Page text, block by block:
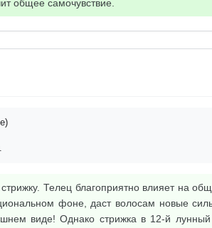
общее самочувствие.
Телец благоприятно влияет на
фоне, даст волосам новые
виде! Однако стрижка в 12-й